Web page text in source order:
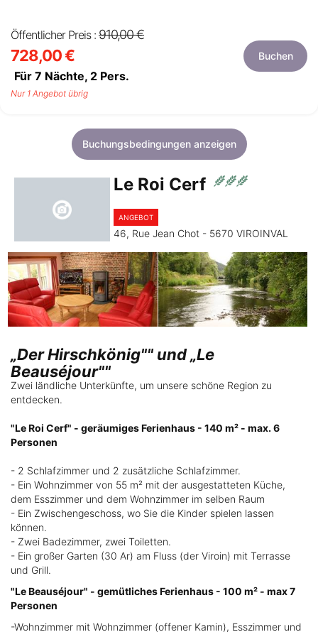
Öffentlicher Preis : 910,00 €
728,00 €
Für 7 Nächte, 2 Pers.
Buchen
Nur 1 Angebot übrig
Buchungsbedingungen anzeigen
Le Roi Cerf
ANGEBOT
46, Rue Jean Chot - 5670 VIROINVAL
„Der Hirschkönig"" und „Le
Beauséjour""
Zwei ländliche Unterkünfte, um unsere schöne Region zu
entdecken.
"Le Roi Cerf" - geräumiges Ferienhaus - 140 m² - max. 6
Personen
- 2 Schlafzimmer und 2 zusätzliche Schlafzimmer.
- Ein Wohnzimmer von 55 m² mit der ausgestatteten Küche,
dem Esszimmer und dem Wohnzimmer im selben Raum
- Ein Zwischengeschoss, wo Sie die Kinder spielen lassen
können.
- Zwei Badezimmer, zwei Toiletten.
- Ein großer Garten (30 Ar) am Fluss (der Viroin) mit Terrasse
und Grill.
"Le Beauséjour" - gemütliches Ferienhaus - 100 m² - max 7
Personen
-Wohnzimmer mit Wohnzimmer (offener Kamin), Esszimmer und